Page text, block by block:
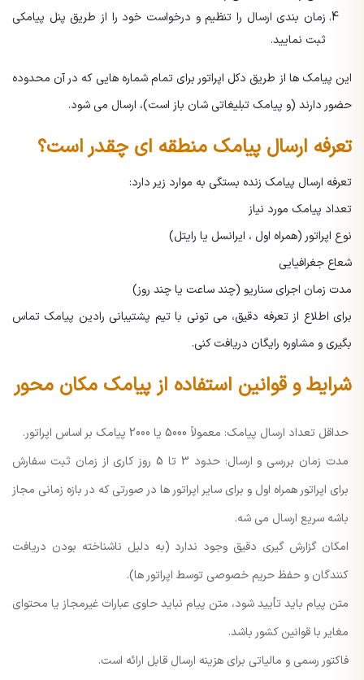
زمان بندی ارسال را تنظیم و درخواست خود را از طریق پنل پیامکی
ثبت نمایید.
این پیامک ها از طریق دکل اپراتور برای تمام شماره هایی که در آن محدوده
حضور دارند (و پیامک تبلیغاتی شان باز است)، ارسال می شود.
تعرفه ارسال پیامک منطقه ای چقدر است؟
تعرفه ارسال پیامک زنده بستگی به موارد زیر دارد:
تعداد پیامک مورد نیاز
نوع اپراتور (همراه اول ، ایرانسل یا رایتل)
شعاع جغرافیایی
مدت زمان اجرای سناریو (چند ساعت یا چند روز)
برای اطلاع از تعرفه دقیق، می تونی با تیم پشتیبانی رادین پیامک تماس
بگیری و مشاوره رایگان دریافت کنی.
شرایط و قوانین استفاده از پیامک مکان محور
حداقل تعداد ارسال پیامک: معمولاً 5000 یا 2000 پیامک بر اساس اپراتور.
مدت زمان بررسی و ارسال: حدود 3 تا 5 روز کاری از زمان ثبت سفارش
برای اپراتور همراه اول و برای سایر اپراتور ها در صورتی که در بازه زمانی مجاز
باشه سریع ارسال می شه.
امکان گزارش گیری دقیق وجود ندارد (به دلیل ناشناخته بودن دریافت
کنندگان و حفظ حریم خصوصی توسط اپراتور ها).
متن پیام باید تأیید شود، متن پیام نباید حاوی عبارات غیرمجاز یا محتوای
مغایر با قوانین کشور باشد.
فاکتور رسمی و مالیاتی برای هزینه ارسال قابل ارائه است.